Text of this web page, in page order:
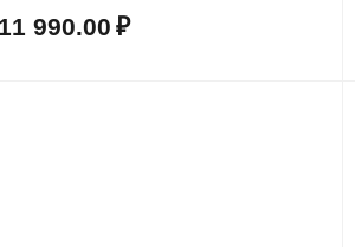
11 990.00 ₽